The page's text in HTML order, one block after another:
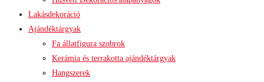
Lakásdekoráció
Ajándéktárgyak
Fa állatfigura szobrok
Kerámia és terrakotta ajándéktárgyak
Hangszerek